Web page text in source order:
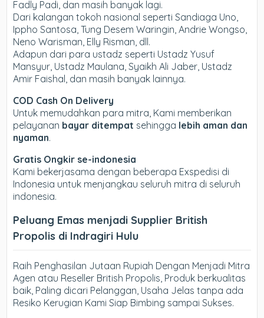
Fadly Padi, dan masih banyak lagi.
Dari kalangan tokoh nasional seperti Sandiaga Uno,
Ippho Santosa, Tung Desem Waringin, Andrie Wongso,
Neno Warisman, Elly Risman, dll.
Adapun dari para ustadz seperti Ustadz Yusuf
Mansyur, Ustadz Maulana, Syaikh Ali Jaber, Ustadz
Amir Faishal, dan masih banyak lainnya.
COD Cash On Delivery
Untuk memudahkan para mitra, Kami memberikan
pelayanan bayar ditempat sehingga lebih aman dan
nyaman.
Gratis Ongkir se-indonesia
Kami bekerjasama dengan beberapa Exspedisi di
Indonesia untuk menjangkau seluruh mitra di seluruh
indonesia.
Peluang Emas menjadi Supplier British
Propolis di Indragiri Hulu
Raih Penghasilan Jutaan Rupiah Dengan Menjadi Mitra
Agen atau Reseller British Propolis, Produk berkualitas
baik, Paling dicari Pelanggan, Usaha Jelas tanpa ada
Resiko Kerugian Kami Siap Bimbing sampai Sukses.